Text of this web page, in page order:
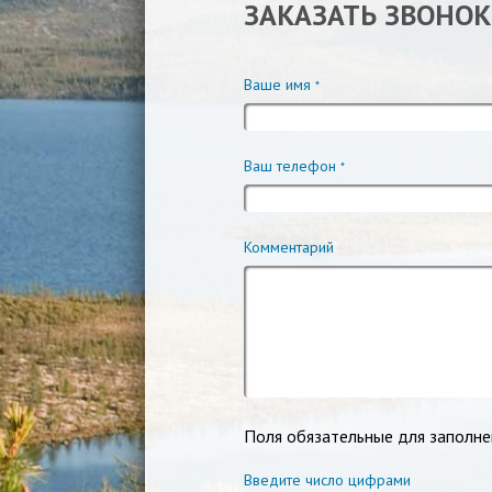
ЗАКАЗАТЬ ЗВОНОК
Ваше имя *
Ваш телефон *
Комментарий
Поля обязательные для
Введите число цифрами